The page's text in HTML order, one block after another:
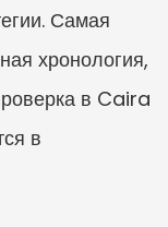
Самая
хронология,
в Caira
в